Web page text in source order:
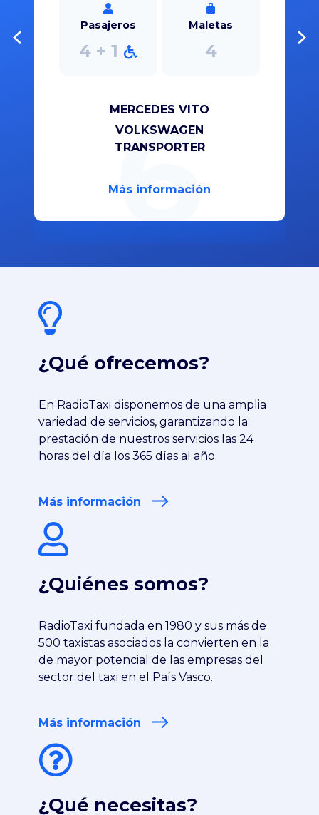
Pasajeros
4 + 1
Maletas
4
MERCEDES VITO
VOLKSWAGEN
TRANSPORTER
Más información
6
¿Qué ofrecemos?
En RadioTaxi disponemos de una amplia
variedad de servicios, garantizando la
prestación de nuestros servicios las 24
horas del día los 365 días al año.
Más información
¿Quiénes somos?
RadioTaxi fundada en 1980 y sus más de
500 taxistas asociados la convierten en la
de mayor potencial de las empresas del
sector del taxi en el País Vasco.
Más información
¿Qué necesitas?